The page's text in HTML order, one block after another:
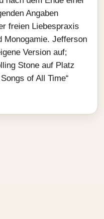
Angaben
freien Liebespraxis
Monogamie. Jefferson
Version auf;
Stone auf Platz
of All Time“